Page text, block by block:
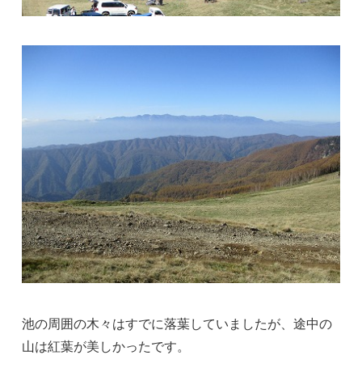
池の周囲の木々はすでに落葉していましたが、途中の
山は紅葉が美しかったです。